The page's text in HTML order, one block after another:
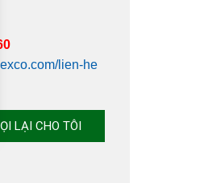
lien-he
LẠI CHO TÔI